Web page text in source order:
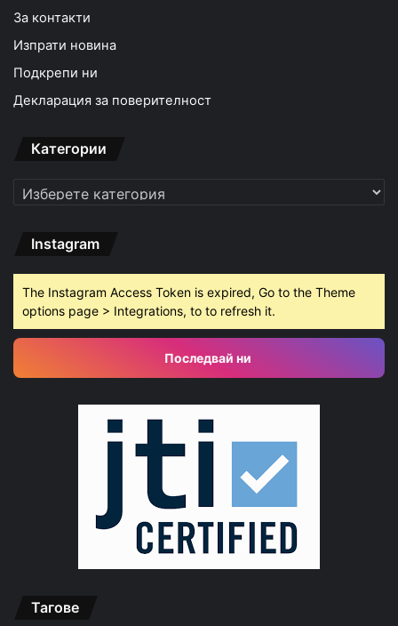
За контакти
Изпрати новина
Подкрепи ни
Декларация за поверителност
Категории
Категории
Instagram
The Instagram Access Token is expired, Go to the Theme
options page > Integrations, to to refresh it.
Последвай ни
Тагове